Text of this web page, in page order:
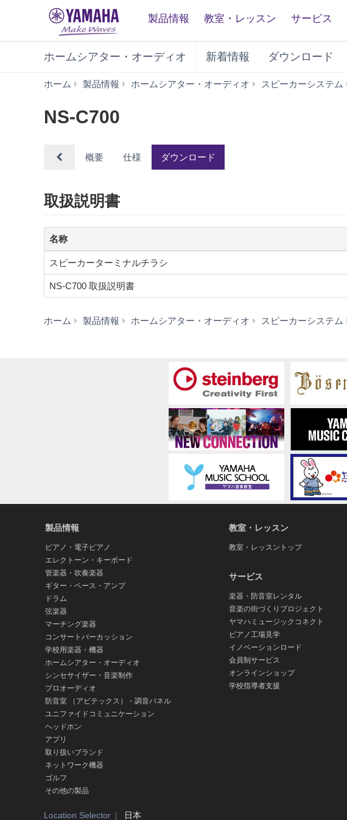
製品情報 教室・レッスン サービス
ホームシアター・オーディオ 新着情報 ダウンロード
ホーム 製品情報 ホームシアター・オーディオ スピーカーシステム
NS-C700
概要 仕様 ダウンロード
取扱説明書
名称
スピーカーターミナルチラシ
NS-C700 取扱説明書
ホーム 製品情報 ホームシアター・オーディオ スピーカーシステム
製品情報
ピアノ・電子ピアノ
エレクトーン・キーボード
管楽器・吹奏楽器
ギター・ベース・アンプ
ドラム
弦楽器
マーチング楽器
コンサートパーカッション
学校用楽器・機器
ホームシアター・オーディオ
シンセサイザー・音楽制作
プロオーディオ
防音室 （アビテックス）・調音パネル
ユニファイドコミュニケーション
ヘッドホン
アプリ
取り扱いブランド
ネットワーク機器
ゴルフ
その他の製品
教室・レッスン
教室・レッスントップ
サービス
楽器・防音室レンタル
音楽の街づくりプロジェクト
ヤマハミュージックコネクト
ピアノ工場見学
イノベーションロード
会員制サービス
オンラインショップ
学校指導者支援
Location Selector 日本